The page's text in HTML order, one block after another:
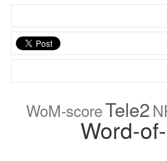
WoM-scoreTele2
Word-